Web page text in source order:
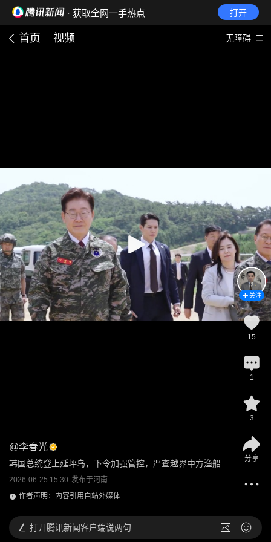
· 获取全网一手热点 打开
首页 视频 无障碍
@李春光
韩国总统登上延坪岛，下令加强管控，严查越界中方渔船
2026-06-25 15:30 发布于河南
作者声明：内容引用自站外媒体
关注
15
1
3
分享
打开腾讯新闻客户端说两句